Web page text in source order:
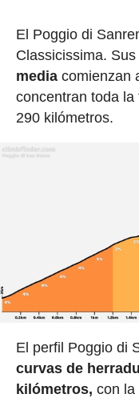
El Poggio di
Classicissima. Sus
mediacomienzan
concentran toda
290 kilómetros.
El perfil Poggio di
curvas de
kilómetros, con la